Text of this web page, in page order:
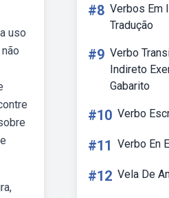
uso
#8 Verbos Em
Tradução
#9 Verbo
Indireto
Gabarito
#10 Verbo
#11 Verbo En
#12 Vela De